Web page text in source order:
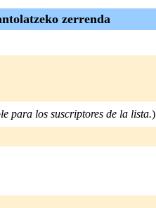
zerrenda
para los suscriptores de la lista.)